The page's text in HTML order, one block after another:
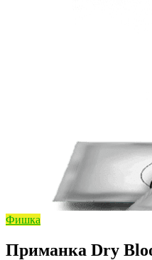
Фишка
Приманка Dry